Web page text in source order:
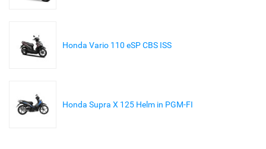
Honda Vario 110 eSP CBS ISS
Honda Supra X 125 Helm in PGM-FI